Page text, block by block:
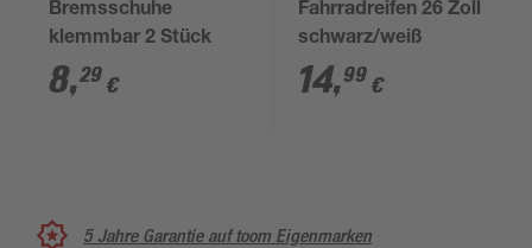
Bremsschuhe
klemmbar 2 Stück
8,29 €
Fahrradreifen 26 Zoll
schwarz/weiß
14,99 €
5 Jahre Garantie auf toom Eigenmarken